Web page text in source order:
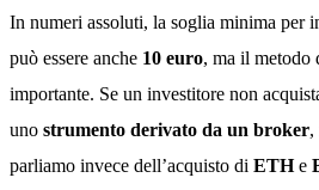
In numeri assoluti, la soglia minima per
può essere anche 10 euro, ma il metodo
importante. Se un investitore non
uno strumento derivato da un broker,
parliamo invece dell’acquisto di ETHe